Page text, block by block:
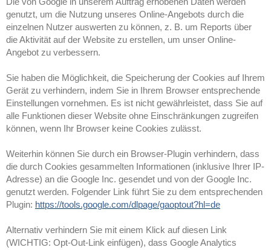
Die von Google in unserem Auftrag erhobenen Daten werden
genutzt, um die Nutzung unseres Online-Angebots durch die
einzelnen Nutzer auswerten zu können, z. B. um Reports über
die Aktivität auf der Website zu erstellen, um unser Online-
Angebot zu verbessern.
Sie haben die Möglichkeit, die Speicherung der Cookies auf Ihrem
Gerät zu verhindern, indem Sie in Ihrem Browser entsprechende
Einstellungen vornehmen. Es ist nicht gewährleistet, dass Sie auf
alle Funktionen dieser Website ohne Einschränkungen zugreifen
können, wenn Ihr Browser keine Cookies zulässt.
Weiterhin können Sie durch ein Browser-Plugin verhindern, dass
die durch Cookies gesammelten Informationen (inklusive Ihrer IP-
Adresse) an die Google Inc. gesendet und von der Google Inc.
genutzt werden. Folgender Link führt Sie zu dem entsprechenden
Plugin: https://tools.google.com/dlpage/gaoptout?hl=de
Alternativ verhindern Sie mit einem Klick auf diesen Link
(WICHTIG: Opt-Out-Link einfügen), dass Google Analytics